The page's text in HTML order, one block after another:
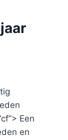
Een
en